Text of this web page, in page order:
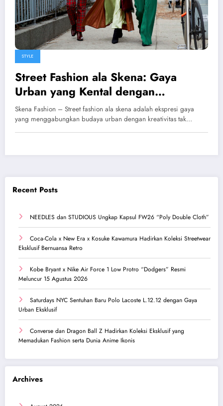
STYLE
Street Fashion ala Skena: Gaya
Urban yang Kental dengan
Kreativitas
Skena Fashion – Street fashion ala skena adalah ekspresi gaya
yang menggabungkan budaya urban dengan kreativitas tak…
Recent Posts
NEEDLES dan STUDIOUS Ungkap Kapsul FW26 “Poly Double Cloth”
Coca-Cola x New Era x Kosuke Kawamura Hadirkan Koleksi Streetwear
Eksklusif Bernuansa Retro
Kobe Bryant x Nike Air Force 1 Low Protro “Dodgers” Resmi
Meluncur 15 Agustus 2026
Saturdays NYC Sentuhan Baru Polo Lacoste L.12.12 dengan Gaya
Urban Eksklusif
Converse dan Dragon Ball Z Hadirkan Koleksi Eksklusif yang
Memadukan Fashion serta Dunia Anime Ikonis
Archives